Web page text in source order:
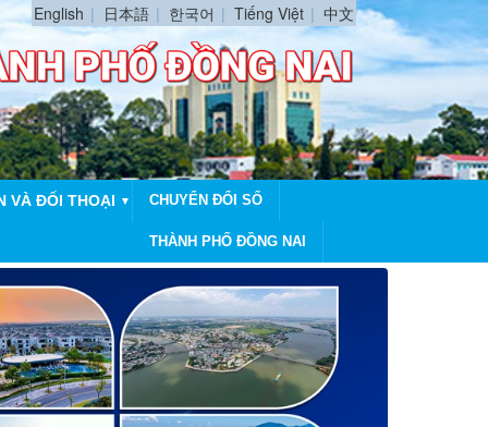
English 日本語 한국어 Tiếng Việt 中文
VÀ ĐỐI THOẠI ▼ CHUYỂN ĐỔI SỐ
THÀNH PHỐ ĐỒNG NAI